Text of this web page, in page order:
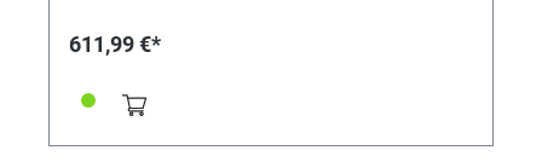
611,99 €*